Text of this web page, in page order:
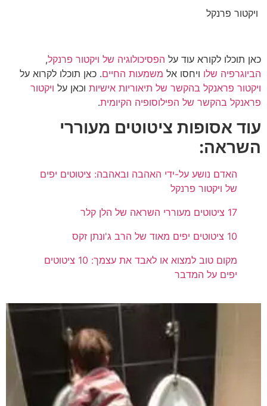
ויקטור פרנקל
כאן תוכלו לקורא עוד על הפסיכולוגיה של ויקטור פרנקל,
הביוגרפיה שלו ויחסו אל משמעות החיים. כאן תוכלו לקרוא על
ויקטור פראנקל בהקשר של תיאוריות אישיות וכאן על ויקטור
פראנקל בהקשר של הפילוסופיה הקיומית.
עוד אסופות ציטוטים מעוררי
השראה:
האדם נושע על-ידי האהבה ובאהבה: ציטוטים יפים
של ויקטור פרנקל
17 ציטוטים מעוררי השראה של הלן קלר
10 ציטוטים יפים מאוד של הרב ג'ונתן זקס
מקום טוב למצוא או לאבד את עצמך: 10 ציטוטים
יפים על המדבר